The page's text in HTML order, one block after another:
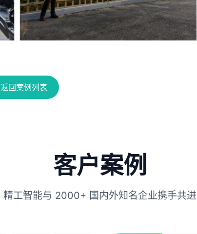
返回案例列表
客户案例
精工智能与 2000+ 国内外知名企业携手共进